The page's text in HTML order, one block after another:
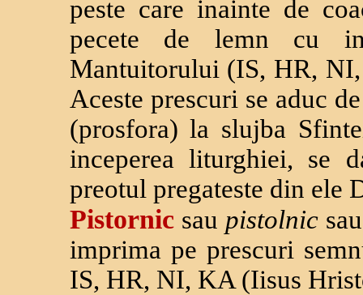
peste care inainte de
pecete de lemn cu
Mantuitorului (IS, HR,
Aceste prescuri se aduc
(prosfora) la slujba
inceperea liturghiei, se
preotul pregateste din ele
Pistornic sau pistolnic
imprima pe prescuri
IS, HR, NI, KA (Iisus